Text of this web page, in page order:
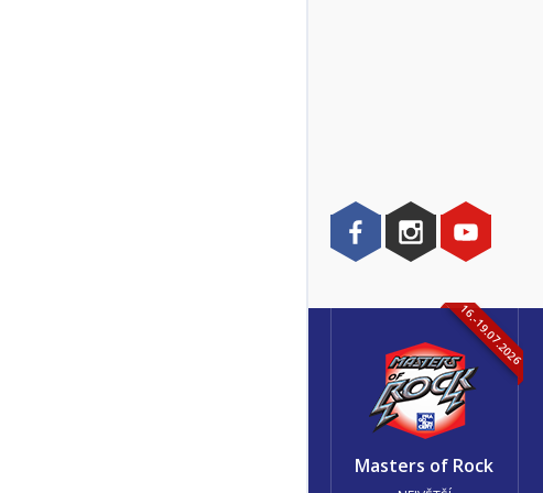
16.-19.07.2026
Masters of Rock